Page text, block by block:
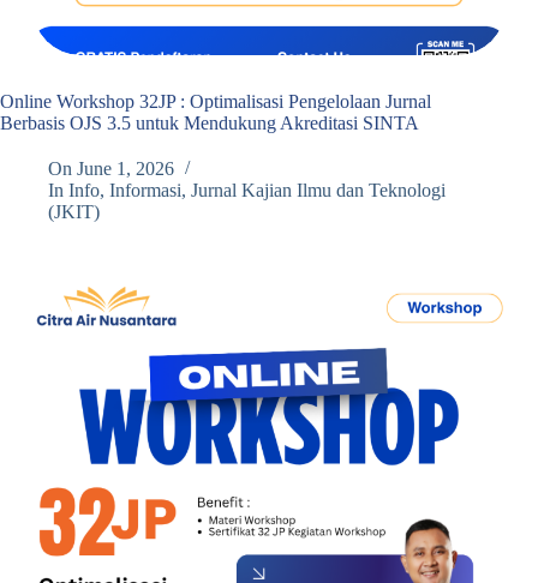
Online Workshop 32JP : Optimalisasi Pengelolaan Jurnal
Berbasis OJS 3.5 untuk Mendukung Akreditasi SINTA
On June 1, 2026
In Info,Informasi,Jurnal Kajian Ilmu dan Teknologi
(JKIT)